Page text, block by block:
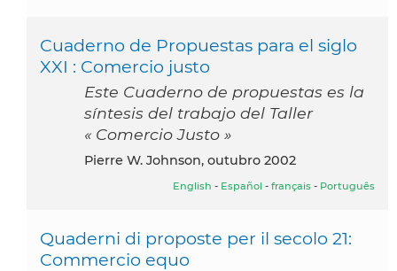
Cuaderno de Propuestas para el siglo
XXI : Comercio justo
Este Cuaderno de propuestas es la
síntesis del trabajo del Taller
« Comercio Justo »
Pierre W. Johnson, outubro 2002
English - Español - français - Português
Quaderni di proposte per il secolo 21:
Commercio equo